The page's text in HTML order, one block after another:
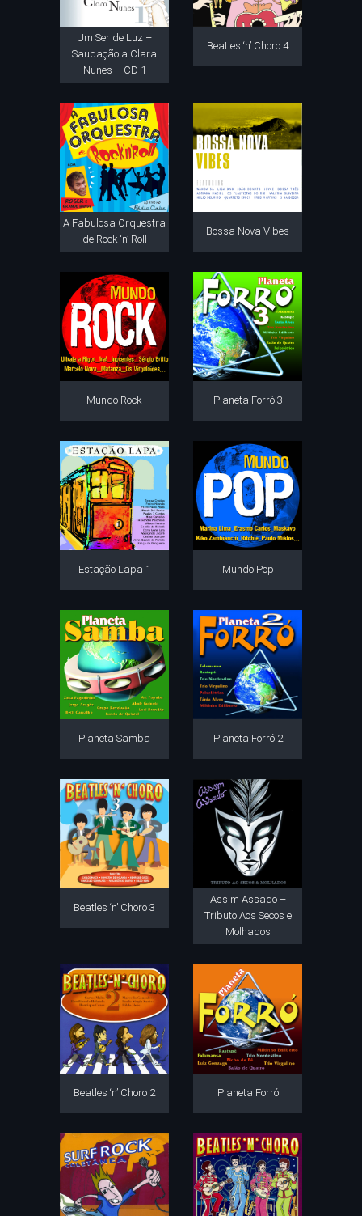
Um Ser de Luz –
Saudação a Clara
Nunes – CD 1
Beatles ‘n’ Choro 4
A Fabulosa Orquestra
de Rock ‘n’ Roll
Bossa Nova Vibes
Mundo Rock Planeta Forró 3
Estação Lapa 1 Mundo Pop
Planeta Samba Planeta Forró 2
Beatles ‘n’ Choro 3
Assim Assado –
Tributo Aos Secos e
Molhados
Beatles ‘n’ Choro 2 Planeta Forró